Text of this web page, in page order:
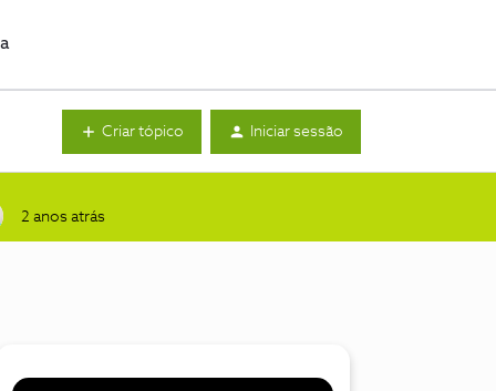
Criar tópico Iniciar sessão
2 anos atrás